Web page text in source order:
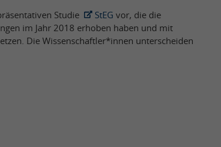
Studie StEG vor, die die
im Jahr 2018 erhoben haben und mit
Die Wissenschaftler*innen unterscheiden